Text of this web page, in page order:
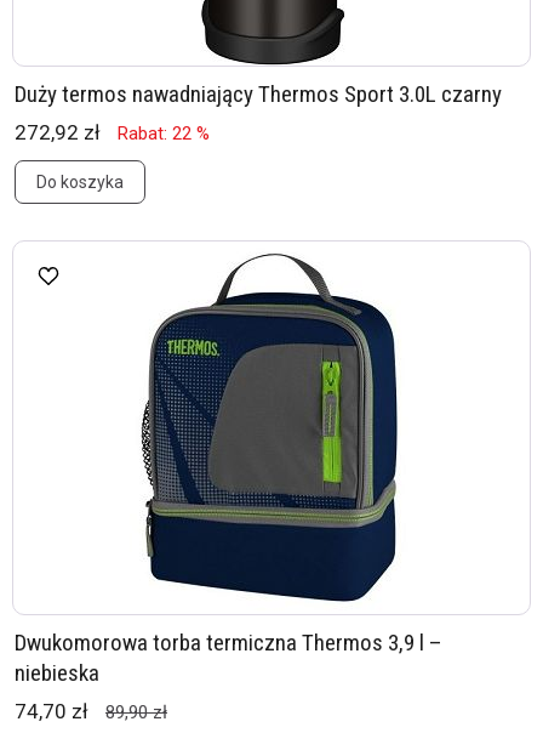
Duży termos nawadniający Thermos Sport 3.0L czarny
272,92 zł Rabat: 22 %
Do koszyka
Dwukomorowa torba termiczna Thermos 3,9 l –
niebieska
74,70 zł 89,90 zł